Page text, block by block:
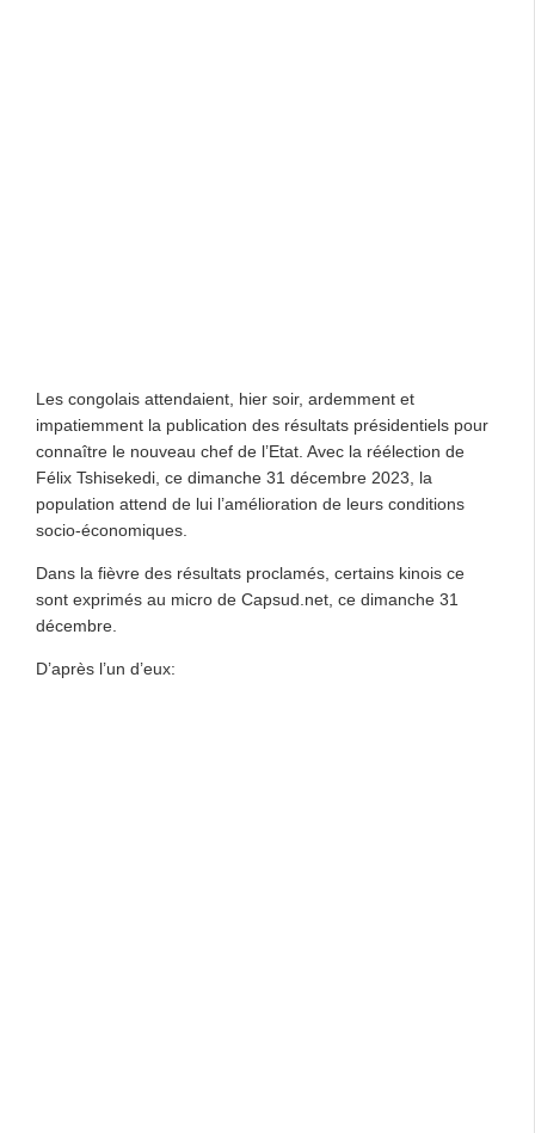
Les congolais attendaient, hier soir, ardemment et
impatiemment la publication des résultats présidentiels pour
connaître le nouveau chef de l’Etat. Avec la réélection de
Félix Tshisekedi, ce dimanche 31 décembre 2023, la
population attend de lui l’amélioration de leurs conditions
socio-économiques.
Dans la fièvre des résultats proclamés, certains kinois ce
sont exprimés au micro de Capsud.net, ce dimanche 31
décembre.
D’après l’un d’eux: